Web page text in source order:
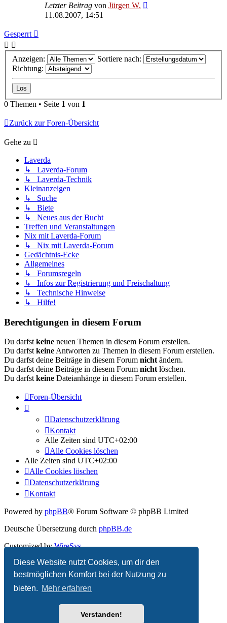
Diese Website nutzt Cookies, um dir den
bestmöglichen Komfort bei der Nutzung zu
bieten. Mehr erfahren
Verstanden!
Letzter Beitrag von Jürgen W.
11.08.2007, 14:51
Gesperrt
Anzeigen:
Sortiere nach:
Richtung:
0 Themen • Seite 1 von 1
Zurück zur Foren-Übersicht
Gehe zu
Laverda
↳ Laverda-Forum
↳ Laverda-Technik
Kleinanzeigen
↳ Suche
↳ Biete
↳ Neues aus der Bucht
Treffen und Veranstaltungen
Nix mit Laverda-Forum
↳ Nix mit Laverda-Forum
Gedächtnis-Ecke
Allgemeines
↳ Forumsregeln
↳ Infos zur Registrierung und Freischaltung
↳ Technische Hinweise
↳ Hilfe!
Berechtigungen in diesem Forum
Du darfst keine neuen Themen in diesem Forum erstellen.
Du darfst keine Antworten zu Themen in diesem Forum erstellen.
Du darfst deine Beiträge in diesem Forum nicht ändern.
Du darfst deine Beiträge in diesem Forum nicht löschen.
Du darfst keine Dateianhänge in diesem Forum erstellen.
Foren-Übersicht
Datenschutzerklärung
Kontakt
Alle Zeiten sind UTC+02:00
Alle Cookies löschen
Alle Zeiten sind UTC+02:00
Alle Cookies löschen
Datenschutzerklärung
Kontakt
Powered by phpBB® Forum Software © phpBB Limited
Deutsche Übersetzung durch phpBB.de
Customized byWireSys
Datenschutz |Nutzungsbedingungen